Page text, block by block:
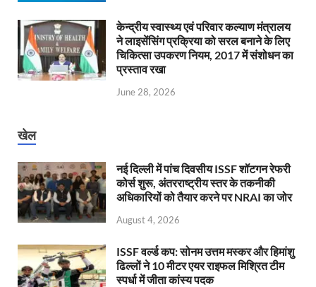
केन्‍द्रीय स्वास्थ्य एवं परिवार कल्याण मंत्रालय
ने लाइसेंसिंग प्रक्रिया को सरल बनाने के लिए
चिकित्सा उपकरण नियम, 2017 में संशोधन का
प्रस्ताव रखा
June 28, 2026
खेल
नई दिल्ली में पांच दिवसीय ISSF शॉटगन रेफरी
कोर्स शुरू, अंतरराष्ट्रीय स्तर के तकनीकी
अधिकारियों को तैयार करने पर NRAI का जोर
August 4, 2026
ISSF वर्ल्ड कप: सोनम उत्तम मस्कर और हिमांशु
ढिल्लों ने 10 मीटर एयर राइफल मिश्रित टीम
स्पर्धा में जीता कांस्य पदक